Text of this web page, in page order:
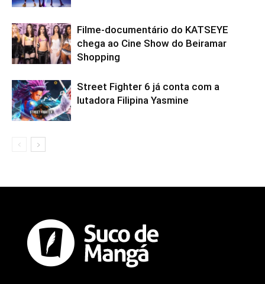
Filme-documentário do KATSEYE
chega ao Cine Show do Beiramar
Shopping
Street Fighter 6 já conta com a
lutadora Filipina Yasmine